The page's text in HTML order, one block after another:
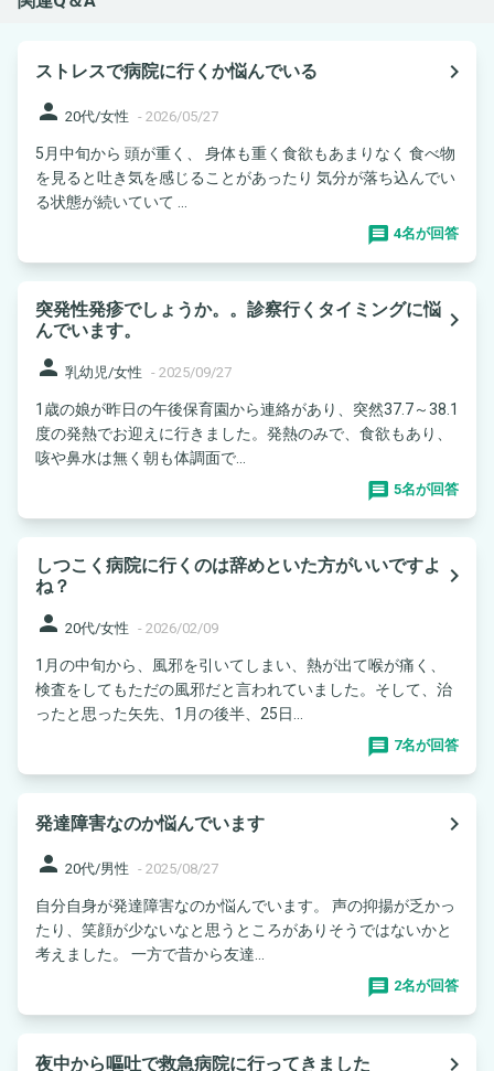
ストレスで病院に行くか悩んでいる
navigate_next
person 20代/女性 - 2026/05/27
5月中旬から 頭が重く、 身体も重く食欲もあまりなく 食べ物
を見ると吐き気を感じることがあったり 気分が落ち込んでい
る状態が続いていて ...
4名が回答
突発性発疹でしょうか。。診察行くタイミングに悩
んでいます。
navigate_next
person 乳幼児/女性 - 2025/09/27
1歳の娘が昨日の午後保育園から連絡があり、突然37.7～38.1
度の発熱でお迎えに行きました。発熱のみで、食欲もあり、
咳や鼻水は無く朝も体調面で...
5名が回答
しつこく病院に行くのは辞めといた方がいいですよ
ね？
navigate_next
person 20代/女性 - 2026/02/09
1月の中旬から、風邪を引いてしまい、熱が出て喉が痛く、
検査をしてもただの風邪だと言われていました。そして、治
ったと思った矢先、1月の後半、25日...
7名が回答
発達障害なのか悩んでいます
navigate_next
person 20代/男性 - 2025/08/27
自分自身が発達障害なのか悩んでいます。 声の抑揚が乏かっ
たり、笑顔が少ないなと思うところがありそうではないかと
考えました。 一方で昔から友達...
2名が回答
夜中から嘔吐で救急病院に行ってきました navigate_next